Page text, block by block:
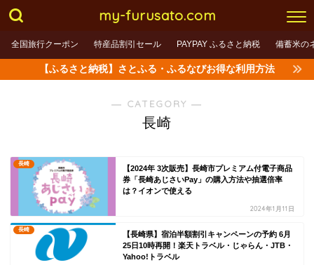
my-furusato.com
全国旅行クーポン 特産品割引セール PAYPAY ふるさと納税 備蓄米の
【ふるさと納税】さとふる・ふるなびお得な利用方法
― CATEGORY ―
長崎
長崎
【2024年 3次販売】長崎市プレミアム付電子商品
券「長崎あじさいPay」の購入方法や抽選倍率
は？イオンで使える
2024年1月11日
長崎
【長崎県】宿泊半額割引キャンペーンの予約 6月
25日10時再開！楽天トラベル・じゃらん・JTB・
Yahoo!トラベル